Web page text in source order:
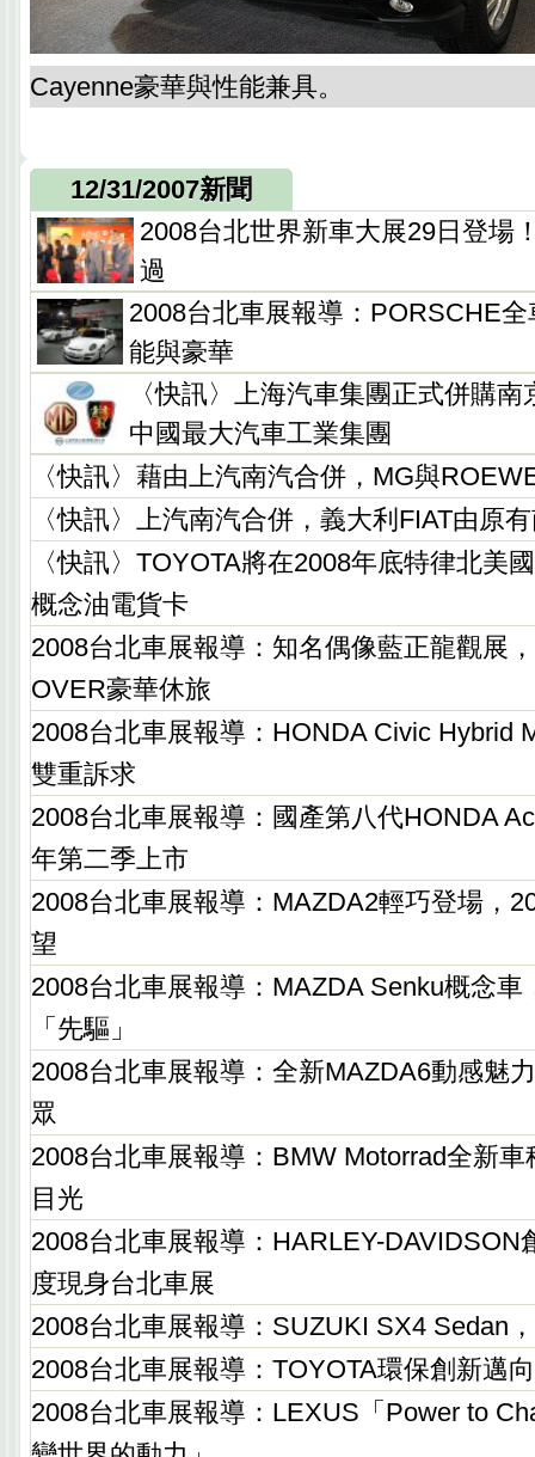
Cayenne豪華與性能兼具。
12/31/2007新聞
2008台北世界新車大展29日登場
過
2008台北車展報導：PORSCHE
能與豪華
〈快訊〉上海汽車集團正式併購
中國最大汽車工業集團
〈快訊〉藉由上汽南汽合併，MG與
〈快訊〉上汽南汽合併，義大利FIAT由原
〈快訊〉TOYOTA將在2008年底特律北美
概念油電貨卡
2008台北車展報導：知名偶像藍正龍觀展
OVER豪華休旅
2008台北車展報導：HONDA Civic Hybrid
雙重訴求
2008台北車展報導：國產第八代HONDA
年第二季上市
2008台北車展報導：MAZDA2輕巧登場，
望
2008台北車展報導：MAZDA Senku概念車
「先驅」
2008台北車展報導：全新MAZDA6動感魅
眾
2008台北車展報導：BMW Motorrad全新
目光
2008台北車展報導：HARLEY-DAVIDSON
度現身台北車展
2008台北車展報導：SUZUKI SX4 Sedan
2008台北車展報導：TOYOTA環保創新邁
2008台北車展報導：LEXUS「Power to